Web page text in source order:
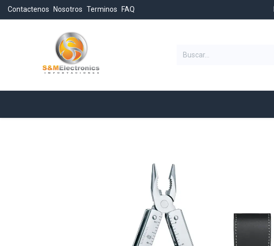
Contactenos Nosotros Terminos FAQ